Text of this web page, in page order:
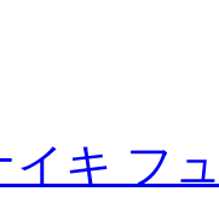
キ フ